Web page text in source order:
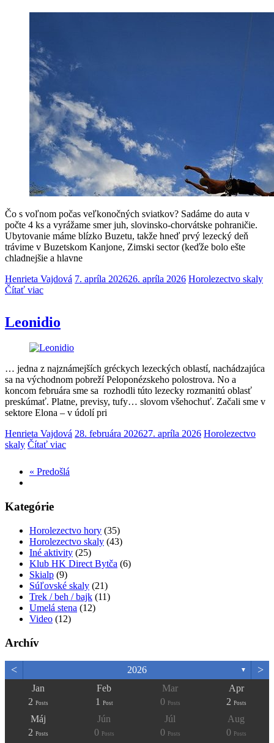
Čo s voľnom počas veľkonočných sviatkov? Sadáme do auta v
počte 4 ks a vyrážame smer juh, slovinsko-chorvátske pohraničie.
Ubytovanie máme blízko Buzetu, takže hneď prvý lezecký deň
trávime v Buzetskom Kanjone, Zimski sector (keďže bolo ešte
chladnejšie a hlavne
Henrieta Vajdová 7. apríla 202626. apríla 2026 Horolezectvo skaly
Čítať viac
Leonidio
… jedna z najznámejších gréckych lezeckých oblastí, nachádzajúca
sa na východnom pobreží Peloponézskeho polostrova. No a
koncom februára sme sa rozhodli túto lezecky rozmanitú oblasť
preskúmať. Platne, previsy, tufy… slovom všehochuť. Začali sme v
sektore Elona – v údolí pri
Henrieta Vajdová 28. februára 202627. apríla 2026 Horolezectvo
skaly Čítať viac
« Predošlá
Kategórie
Horolezectvo hory (35)
Horolezectvo skaly (43)
Iné aktivity (25)
Klub HK Direct Bytča (6)
Skialp (9)
Súľovské skaly (21)
Trek / beh / bajk (11)
Umelá stena (12)
Video (12)
Archív
< 2026 ▼ >
Jan
2 Posts
Feb
1
Post
Mar
0
Posts
Apr
2 Posts
Máj
2 Posts
Jún
0
Posts
Júl
0
Posts
Aug
0
Posts